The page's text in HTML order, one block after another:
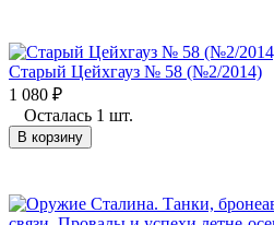
Старый Цейхгауз № 58 (№2/2014)
1 080 ₽
Осталась 1 шт.
В корзину